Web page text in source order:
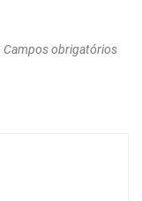
Campos obrigatórios